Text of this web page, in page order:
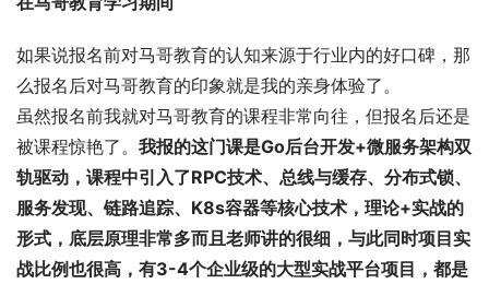
如果说报名前对马哥教育的认知来源于行业内的好口碑，那
么报名后对马哥教育的印象就是我的亲身体验了。
虽然报名前我就对马哥教育的课程非常向往，但报名后还是
被课程惊艳了。 我报的这门课是Go后台开发+微服务架构双
轨驱动，课程中引入了RPC技术、总线与缓存、分布式锁、
服务发现、链路追踪、K8s容器等核心技术，理论+实战的
形式，底层原理非常多而且老师讲的很细，与此同时项目实
战比例也很高，有3-4个企业级的大型实战平台项目，都是